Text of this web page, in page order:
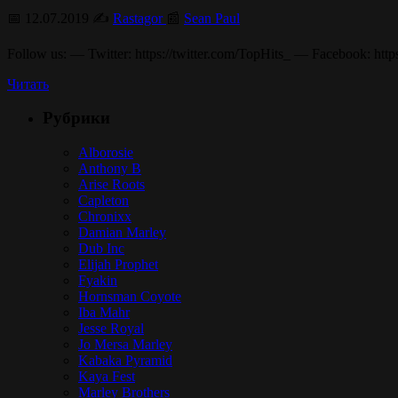
Rastagor Sean Paul
Читать
Alborosie
Anthony B
Arise Roots
Capleton
Chronixx
Damian Marley
Dub Inc
Elijah Prophet
Fyakin
Hornsman Coyote
Iba Mahr
Jesse Royal
Jo Mersa Marley
Kabaka Pyramid
Kaya Fest
Marley Brothers